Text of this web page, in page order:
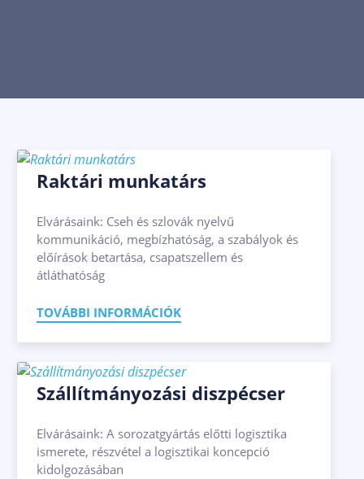
Raktári munkatárs
Elvárásaink: Cseh és szlovák nyelvű
kommunikáció, megbízhatóság, a szabályok és
előírások betartása, csapatszellem és
átláthatóság
TOVÁBBI INFORMÁCIÓK
Szállítmányozási diszpécser
Elvárásaink: A sorozatgyártás előtti logisztika
ismerete, részvétel a logisztikai koncepció
kidolgozásában